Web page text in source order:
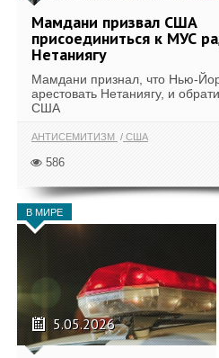
Мамдани призвал США
присоединиться к МУС
Нетаниягу
Мамдани признал, что Нью-
арестовать Нетаниягу, и
США
АНТИСЕМИТИЗМ США
586
В МИРЕ
5.05.2026